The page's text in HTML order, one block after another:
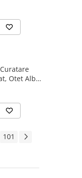
Otet Alb,
100 Buc
101